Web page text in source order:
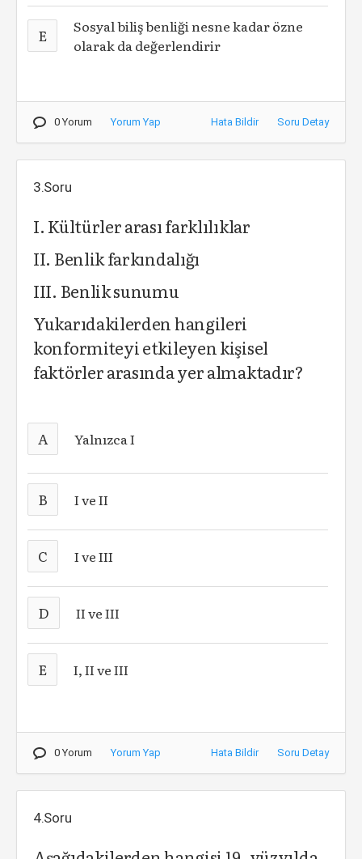
E
Sosyal biliş benliği nesne kadar özne
olarak da değerlendirir
0 Yorum Yorum Yap Hata Bildir Soru Detay
3.Soru
I. Kültürler arası farklılıklar
II. Benlik farkındalığı
III. Benlik sunumu
Yukarıdakilerden hangileri
konformiteyi etkileyen kişisel
faktörler arasında yer almaktadır?
A Yalnızca I
B I ve II
C I ve III
D II ve III
E I, II ve III
0 Yorum Yorum Yap Hata Bildir Soru Detay
4.Soru